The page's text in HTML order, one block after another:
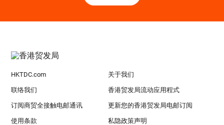
HKTDC.com 关于我们
联络我们 香港贸发局流动应用程式
订阅商贸全接触电邮通讯 更新您的香港贸发局电邮订阅
使用条款 私隐政策声明